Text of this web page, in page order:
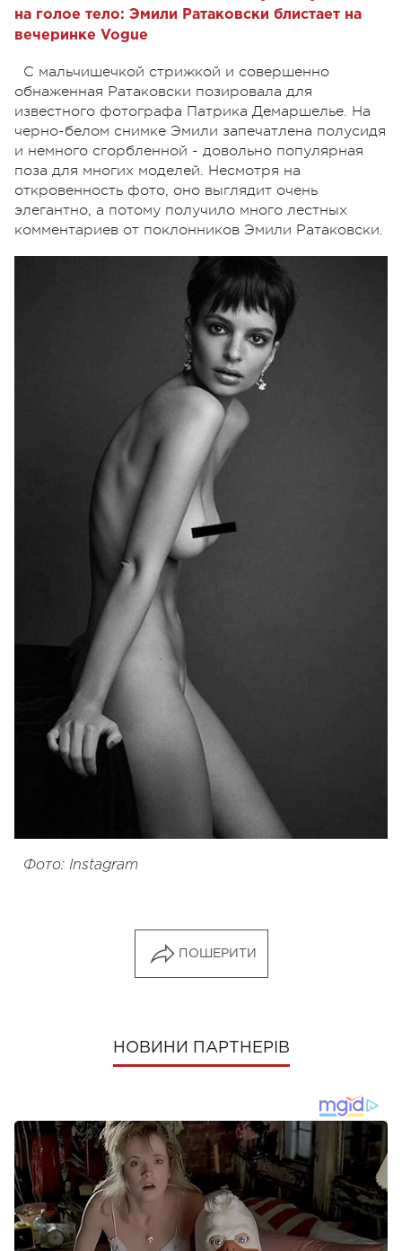
на голое тело: Эмили Ратаковски блистает на
вечеринке Vogue
С мальчишечкой стрижкой и совершенно
обнаженная Ратаковски позировала для
известного фотографа Патрика Демаршелье. На
черно-белом снимке Эмили запечатлена полусидя
и немного сгорбленной - довольно популярная
поза для многих моделей. Несмотря на
откровенность фото, оно выглядит очень
элегантно, а потому получило много лестных
комментариев от поклонников Эмили Ратаковски.
Фото: Instagram
ПОШЕРИТИ
НОВИНИ ПАРТНЕРІВ